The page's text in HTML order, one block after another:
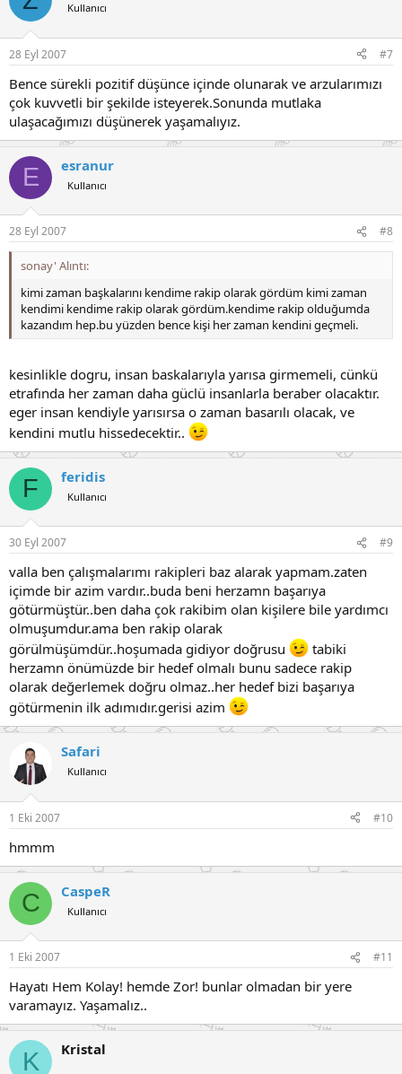
Kullanıcı
28 Eyl 2007 #7
Bence sürekli pozitif düşünce içinde olunarak ve arzularımızı
çok kuvvetli bir şekilde isteyerek.Sonunda mutlaka
ulaşacağımızı düşünerek yaşamalıyız.
E esranur
Kullanıcı
28 Eyl 2007 #8
sonay' Alıntı:
kimi zaman başkalarını kendime rakip olarak gördüm kimi zaman
kendimi kendime rakip olarak gördüm.kendime rakip olduğumda
kazandım hep.bu yüzden bence kişi her zaman kendini geçmeli.
kesinlikle dogru, insan baskalarıyla yarısa girmemeli, cünkü
etrafında her zaman daha güclü insanlarla beraber olacaktır.
eger insan kendiyle yarısırsa o zaman basarılı olacak, ve
kendini mutlu hissedecektir..
F feridis
Kullanıcı
30 Eyl 2007 #9
valla ben çalışmalarımı rakipleri baz alarak yapmam.zaten
içimde bir azim vardır..buda beni herzamn başarıya
götürmüştür..ben daha çok rakibim olan kişilere bile yardımcı
olmuşumdur.ama ben rakip olarak
görülmüşümdür..hoşumada gidiyor doğrusu
tabiki
herzamn önümüzde bir hedef olmalı bunu sadece rakip
olarak değerlemek doğru olmaz..her hedef bizi başarıya
götürmenin ilk adımıdır.gerisi azim
Safari
Kullanıcı
1 Eki 2007 #10
hmmm
C CaspeR
Kullanıcı
1 Eki 2007 #11
Hayatı Hem Kolay! hemde Zor! bunlar olmadan bir yere
varamayız. Yaşamalız..
K Kristal